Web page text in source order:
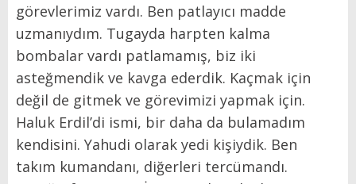
görevlerimiz vardı. Ben patlayıcı madde
uzmanıydım. Tugayda harpten kalma
bombalar vardı patlamamış, biz iki
asteğmendik ve kavga ederdik. Kaçmak için
değil de gitmek ve görevimizi yapmak için.
Haluk Erdil’di ismi, bir daha da bulamadım
kendisini. Yahudi olarak yedi kişiydik. Ben
takım kumandanı, diğerleri tercümandı.